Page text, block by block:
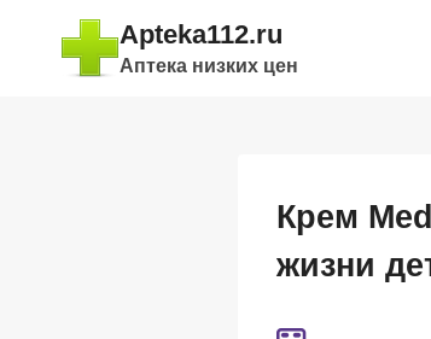
содержимому
Apteka112.ru
Аптека низких цен
Крем
жизни